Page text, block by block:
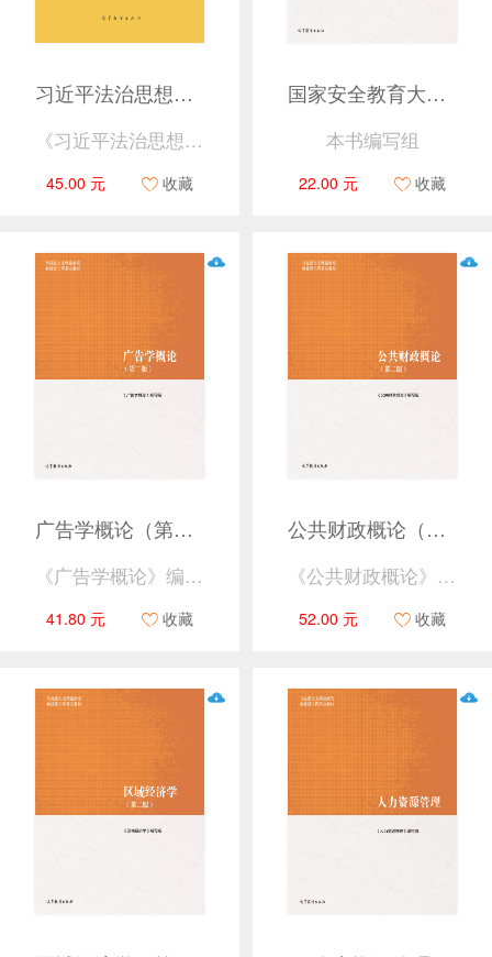
习近平法治思想概论（第二版）
《习近平法治思想概论》编写组
45.00 元 收藏
国家安全教育大学生读本
本书编写组
22.00 元 收藏
广告学概论（第二版）
《广告学概论》编写组
41.80 元 收藏
公共财政概论（第二版）
《公共财政概论》编写组
52.00 元 收藏